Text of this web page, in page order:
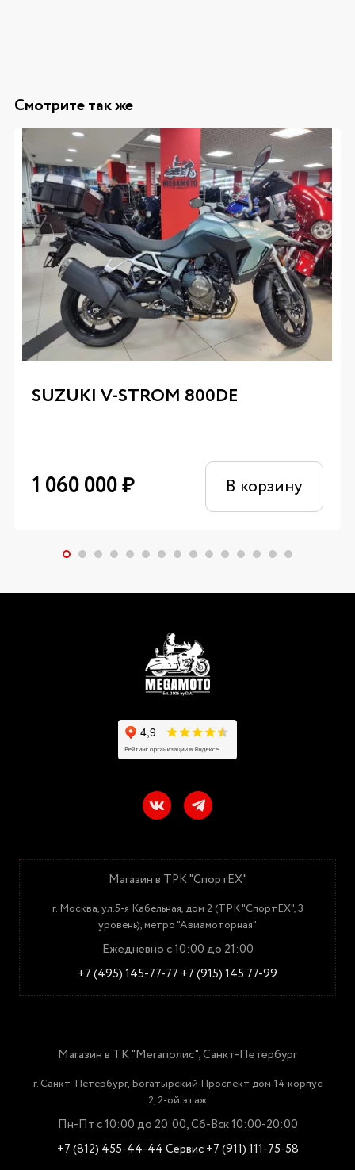
Смотрите так же
SUZUKI V-STROM 800DE
1 060 000₽ В корзину
Магазин в ТРК "СпортЕХ"
г. Москва, ул.5-я Кабельная, дом 2 (ТРК "СпортЕХ", 3
уровень), метро "Авиамоторная"
Ежедневно с 10:00 до 21:00
+7 (495) 145-77-77 +7 (915) 145 77-99
Магазин в ТК "Мегаполис", Санкт-Петербург
г. Санкт-Петербург, Богатырский Проспект дом 14 корпус
2, 2-ой этаж
Пн-Пт с 10:00 до 20:00, Сб-Вск 10:00-20:00
+7 (812) 455-44-44Сервис +7 (911) 111-75-58